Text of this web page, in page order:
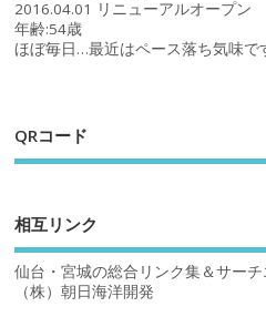
2016.04.01 リニューアルオープン
年齢:54歳
ほぼ毎日…最近はペース落ち気味で
QRコード
相互リンク
仙台・宮城の総合リンク集＆サー
（株）朝日海洋開発